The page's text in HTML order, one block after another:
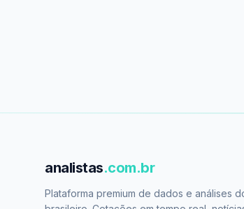
analistas.com.br
Plataforma premium de dados e análises